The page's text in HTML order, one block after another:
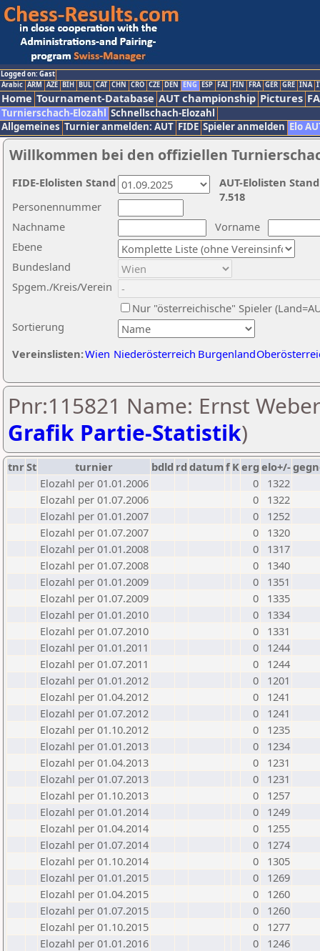
Logged on: Gast
Arabic ARM AZE BIH BUL CAT CHN CRO CZE DEN ENG ESP FAI FIN FRA GER GRE INA
Home Tournament-Database AUT championship Pictures
Turnierschach-Elozahl Schnellschach-Elozahl
Allgemeines Turnier anmelden: AUT FIDE Spieler anmelden Elo
Willkommen bei den offiziellen
Nachname
Vorname
Ebene
Sortierung
Personennummer
Bundesland
Spgem./Kreis/Verein
Nur "österreichische" Spieler
Vereinslisten:Wien Niederösterreich Burgenland
AUT-Elolisten
7.518
FIDE-Elolisten Stand
Pnr:115821 Name: Ernst
Grafik Partie-Statistik)
tnrSt turnier bdld rd datumf Kerg elo+/-
Elozahl per 01.01.2006
0
1322
Elozahl per 01.07.2006
0
1322
Elozahl per 01.01.2007
0
1252
Elozahl per 01.07.2007
0
1320
Elozahl per 01.01.2008
0
1317
Elozahl per 01.07.2008
0
1340
Elozahl per 01.01.2009
0
1351
Elozahl per 01.07.2009
0
1335
Elozahl per 01.01.2010
0
1334
Elozahl per 01.07.2010
0
1331
Elozahl per 01.01.2011
0
1244
Elozahl per 01.07.2011
0
1244
Elozahl per 01.01.2012
0
1201
Elozahl per 01.04.2012
0
1241
Elozahl per 01.07.2012
0
1241
Elozahl per 01.10.2012
0
1235
Elozahl per 01.01.2013
0
1234
Elozahl per 01.04.2013
0
1231
Elozahl per 01.07.2013
0
1231
Elozahl per 01.10.2013
0
1257
Elozahl per 01.01.2014
0
1249
Elozahl per 01.04.2014
0
1255
Elozahl per 01.07.2014
0
1274
Elozahl per 01.10.2014
0
1305
Elozahl per 01.01.2015
0
1269
Elozahl per 01.04.2015
0
1260
Elozahl per 01.07.2015
0
1260
Elozahl per 01.10.2015
0
1277
Elozahl per 01.01.2016
0
1246